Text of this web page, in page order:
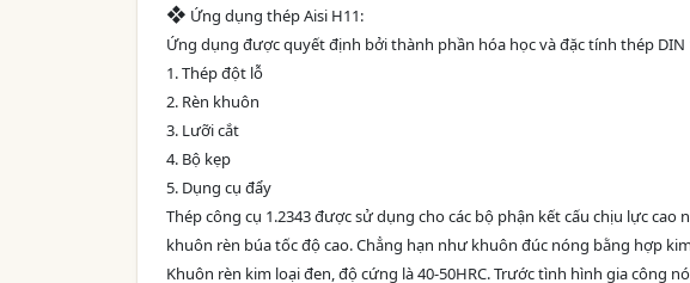
❖ Ứng dụng thép Aisi H11:
Ứng dụng được quyết định bởi thành phần hóa học và đặc tính thép
1. Thép đột lỗ
2. Rèn khuôn
3. Lưỡi cắt
4. Bộ kẹp
5. Dụng cụ đẩy
Thép công cụ 1.2343 được sử dụng cho các bộ phận kết cấu chịu lực
khuôn rèn búa tốc độ cao. Chẳng hạn như khuôn đúc nóng bằng hợp
Khuôn rèn kim loại đen, độ cứng là 40-50HRC. Trước tình hình gia công